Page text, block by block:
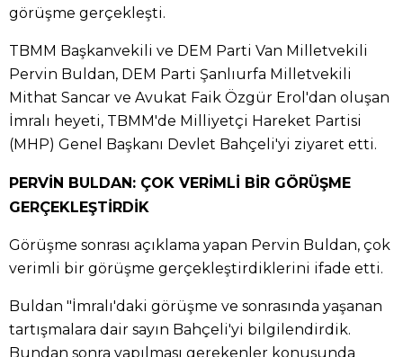
görüşme gerçekleşti.
TBMM Başkanvekili ve DEM Parti Van Milletvekili
Pervin Buldan, DEM Parti Şanlıurfa Milletvekili
Mithat Sancar ve Avukat Faik Özgür Erol'dan oluşan
İmralı heyeti, TBMM'de Milliyetçi Hareket Partisi
(MHP) Genel Başkanı Devlet Bahçeli'yi ziyaret etti.
PERVİN BULDAN: ÇOK VERİMLİ BİR GÖRÜŞME
GERÇEKLEŞTİRDİK
Görüşme sonrası açıklama yapan Pervin Buldan, çok
verimli bir görüşme gerçekleştirdiklerini ifade etti.
Buldan "İmralı'daki görüşme ve sonrasında yaşanan
tartışmalara dair sayın Bahçeli'yi bilgilendirdik.
Bundan sonra yapılması gerekenler konusunda